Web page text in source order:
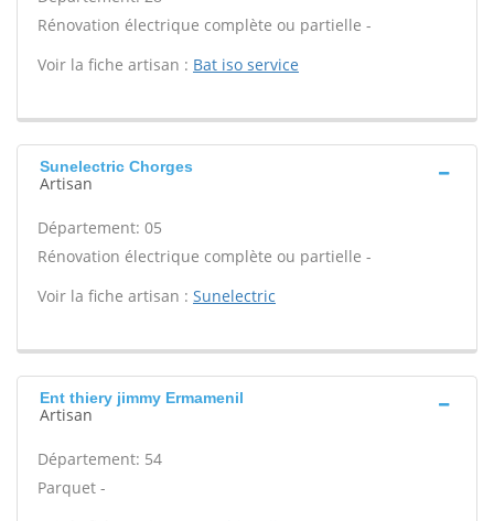
Rénovation électrique complète ou partielle -
Voir la fiche artisan : Bat iso service
Sunelectric Chorges
Artisan
Département: 05
Rénovation électrique complète ou partielle -
Voir la fiche artisan : Sunelectric
Ent thiery jimmy Ermamenil
Artisan
Département: 54
Parquet -